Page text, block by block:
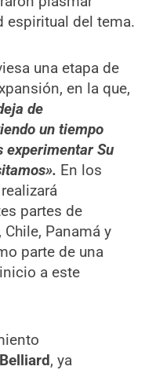
espiritual del tema.
una etapa de
en la que,
de
un tiempo
experimentar Su
En los
partes de
Panamá y
parte de una
a este
, ya